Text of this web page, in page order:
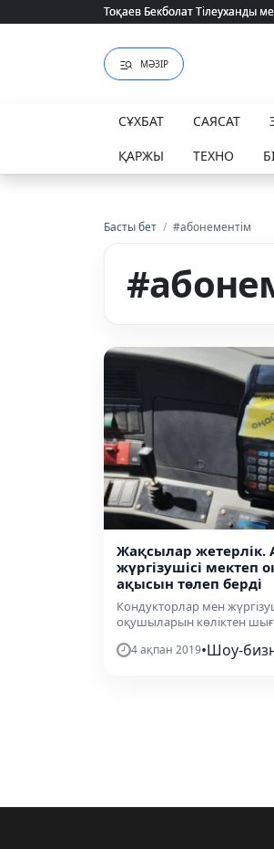
Тоқаев Бекболат Тілеуханды
Тоқаев Бекболат Тілеуханды
МӘЗІР
СҰХБАТ САЯСАТ
ҚАРЖЫ
ТЕХНО
Басты бет / #абонементім
Жақсылар жетерлік.
жүргізушісі
ақысын төлеп берді
Кондукторлар мен
оқушыларын көліктен
4 ақпан 2019•Шоу-